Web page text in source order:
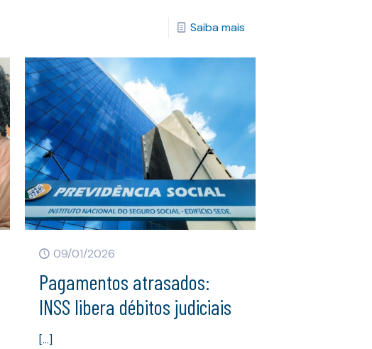
Saiba mais
09/01/2026
Pagamentos atrasados:
INSS libera débitos judiciais
[…]